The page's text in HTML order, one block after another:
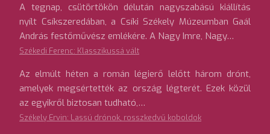
A tegnap, csütörtökön délután nagyszabású kiállítás
nyílt Csíkszeredában, a Csíki Székely Múzeumban Gaál
András festőművész emlékére. A Nagy Imre, Nagy…
Székedi Ferenc: Klasszikussá vált
Az elmúlt héten a román légierő lelőtt három drónt,
amelyek megsértették az ország légterét. Ezek közül
az egyikről biztosan tudható,…
Székely Ervin: Lassú drónok, rosszkedvű koboldok